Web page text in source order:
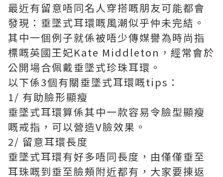
最近有留意唔同名人穿搭嘅朋友可能都會
發現：垂墜式耳環嘅風潮似乎仲未完結。
其中一個例子就係被唔少傳媒譽為時尚指
標嘅英國王妃Kate Middleton，經常會於
公開場合佩戴垂墜式珍珠耳環。
以下係3個有關垂墜式耳環嘅tips：
1/ 有助臉形顯瘦
垂墜式耳環算係其中一款容易令臉型顯瘦
嘅戒指，可以營造V臉效果。
2/ 留意耳環長度
垂墜式耳環有好多唔同長度，由僅僅垂至
耳珠嘅到垂至臉頰附近都有，大家要㨂返